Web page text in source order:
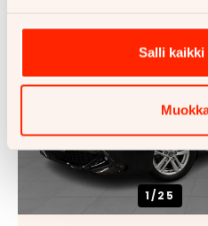
Salli kaikki
1/25